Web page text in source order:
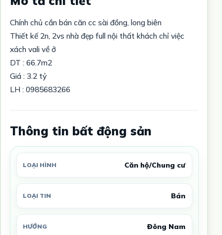
Chính chủ cần bán căn cc sài đồng, long biên
Thiết kế 2n, 2vs nhà đẹp full nội thất khách chỉ việc
xách vali về ở
DT : 66.7m2
Giá : 3.2 tỷ
LH : 0985683266
Thông tin bất động sản
LOẠI HÌNH Căn hộ/Chung cư
LOẠI TIN Bán
HƯỚNG Đông Nam